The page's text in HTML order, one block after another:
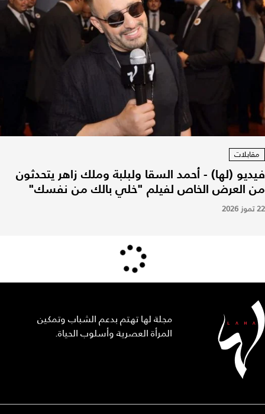
مقابلات
فيديو (لها) - أحمد السقا ولبلبة وملك زاهر يتحدثون
من العرض الخاص لفيلم "خلي بالك من نفسك"
22 تموز 2026
مجلة لها تهتم بدعم الشباب وتمكين
المرأة العصرية وأسلوب الحياة.